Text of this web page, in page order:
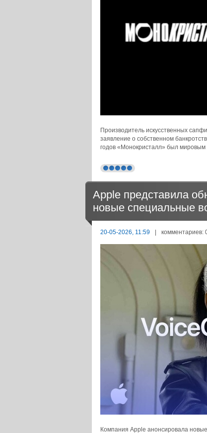
Производитель искусственных
заявление о собственном
годов «Монокристалл» был мировым
Apple представила
новые специальные
20-05-2026, 11:59 | комментариев:
Компания Apple анонсировала